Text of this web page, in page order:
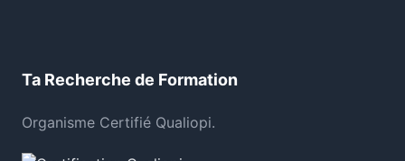
Ta Recherche de Formation
Organisme Certifié Qualiopi.